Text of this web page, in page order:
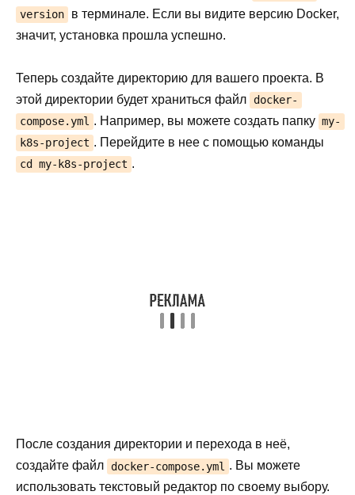
version
в терминале. Если вы видите версию Docker,
значит, установка прошла успешно.
Теперь создайте директорию для вашего проекта. В
этой директории будет храниться файл docker-
compose.yml . Например, вы можете создать папку my-
k8s-project . Перейдите в нее с помощью команды
cd my-k8s-project .
После создания директории и перехода в неё,
создайте файл docker-compose.yml . Вы можете
использовать текстовый редактор по своему выбору.